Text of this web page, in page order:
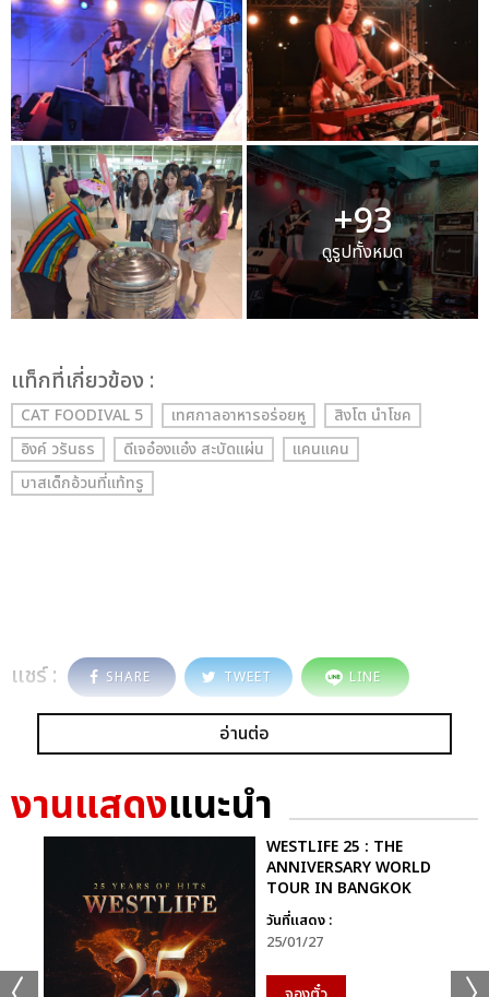
+93
ดูรูปทั้งหมด
เเท็กที่เกี่ยวข้อง :
CAT FOODIVAL 5 เทศกาลอาหารอร่อยหู
สิงโต นำโชค
อิงค์ วรันธร
ดีเจอ๋องแอ๋ง สะบัดแผ่น
แคนแคน
บาสเด็กอ้วนที่แท้ทรู
แชร์ : SHARE TWEET LINE
อ่านต่อ
งานแสดงแนะนำ
WESTLIFE 25 : THE
ANNIVERSARY WORLD
TOUR IN BANGKOK
วันที่แสดง :
25/01/27